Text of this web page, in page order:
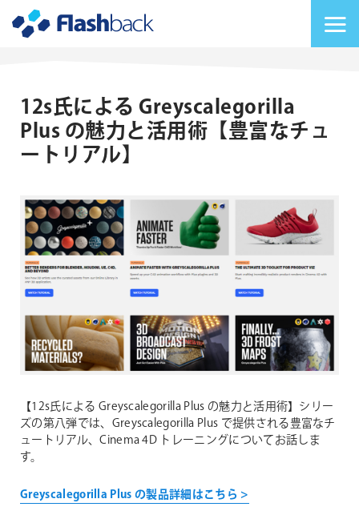
12s氏による Greyscalegorilla
Plus の魅力と活用術【豊富なチュ
ートリアル】
【12s氏による Greyscalegorilla Plus の魅力と活用術】シリー
ズの第八弾では、Greyscalegorilla Plus で提供される豊富なチ
ュートリアル、Cinema 4D トレーニングについてお話しま
す。
Greyscalegorilla Plus の製品詳細はこちら >